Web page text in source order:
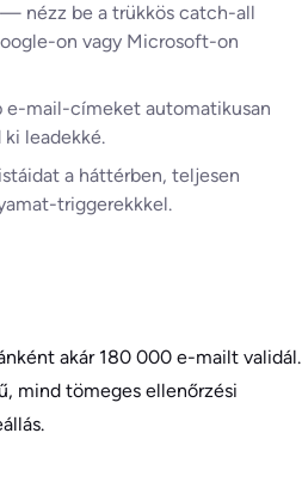
— nézz be a trükkös catch-all
on vagy Microsoft-on
mail-címeket automatikusan
leadekké.
a háttérben, teljesen
triggerekkkel.
akár 180 000 e-mailt validál.
mind tömeges ellenőrzési